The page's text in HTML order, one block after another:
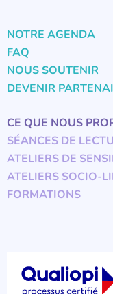
NOTRE AGENDA
FAQ
NOUS SOUTENIR
DEVENIR
CE QUE NOUS
SÉANCES DE
ATELIERS DE
ATELIERS SOCIO-
FORMATIONS